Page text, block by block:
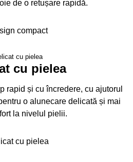
de o retușare rapidă.
compact
cu pielea
cu pielea
rapid și cu încredere, cu ajutorul
o alunecare delicată și mai
la nivelul pielii.
cu pielea